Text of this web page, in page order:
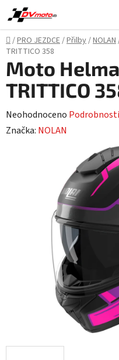
Přejít
na
obsah
Domů
/PRO JEZDCE/Přilby/NOLAN
TRITTICO 358
Moto
TRITTICO
Průměrné
hodnocení
Neohodnoceno
Značka: NOLAN